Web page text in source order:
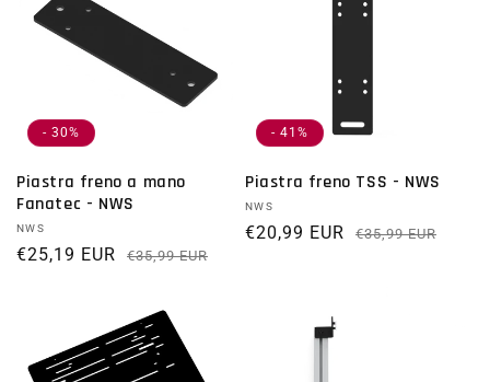
- 30%
Piastra freno a mano
Fanatec - NWS
Fornitore:
NWS
€35,99 EUR
€25,19 EUR
- 41%
Piastra freno TSS - NWS
Fornitore:
NWS
€35,99 EUR
€20,99 EUR